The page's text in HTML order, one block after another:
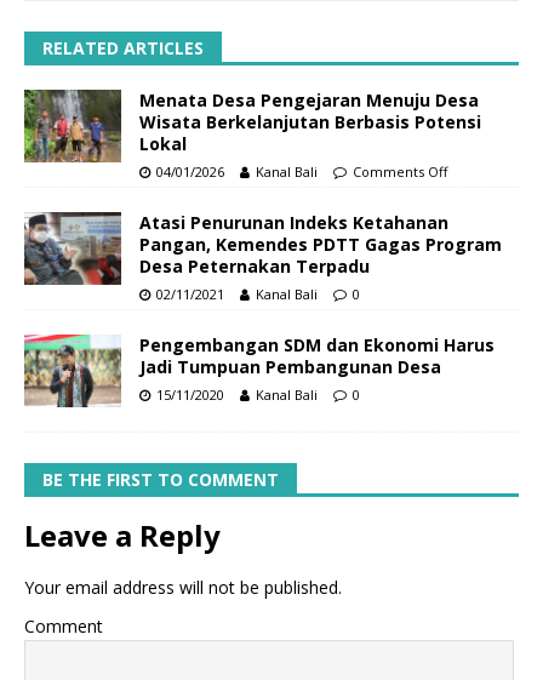
RELATED ARTICLES
Menata Desa Pengejaran Menuju Desa
Wisata Berkelanjutan Berbasis Potensi
Lokal
04/01/2026 Kanal Bali Comments Off
Atasi Penurunan Indeks Ketahanan
Pangan, Kemendes PDTT Gagas Program
Desa Peternakan Terpadu
02/11/2021 Kanal Bali 0
Pengembangan SDM dan Ekonomi Harus
Jadi Tumpuan Pembangunan Desa
15/11/2020 Kanal Bali 0
BE THE FIRST TO COMMENT
Leave a Reply
Your email address will not be published.
Comment